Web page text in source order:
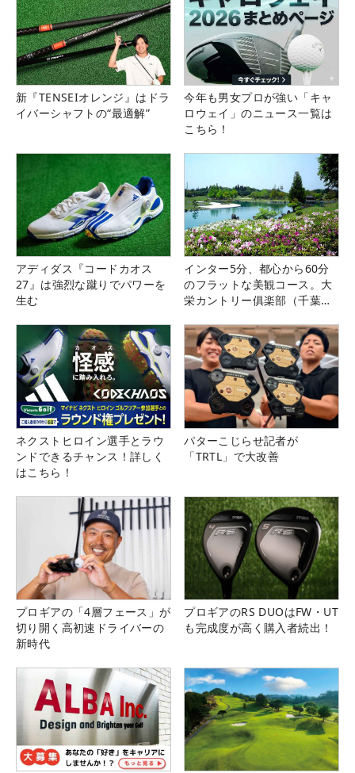
新『TENSEIオレンジ』はドラ
イバーシャフトの“最適解”
今年も男女プロが強い「キャ
ロウェイ」のニュース一覧は
こちら！
アディダス『コードカオス
27』は強烈な蹴りでパワーを
生む
インター5分、都心から60分
のフラットな美観コース。大
栄カントリー俱楽部（千葉
ネクストヒロイン選手とラウ
ンドできるチャンス！詳しく
はこちら！
パターこじらせ記者が
「TRTL」で大改善
プロギアの「4層フェース」が
切り開く高初速ドライバーの
新時代
プロギアのRS DUOはFW・UT
も完成度が高く購入者続出！